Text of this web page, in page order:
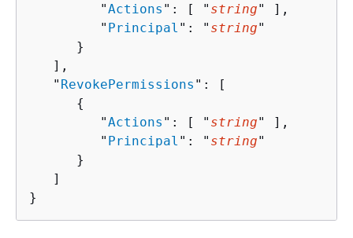
         "
Actions ": [ " string" ],
         "
Principal ": " string"
      }
   ],
   "
RevokePermissions ": [
{
         "
Actions ": [ " string" ],
         "
Principal ": " string"
      }
   ]
}